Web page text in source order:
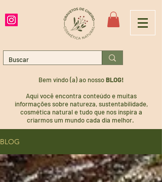
Bem vindo (a) ao nossoBLOG!
Aqui você encontra conteúdo e muitas
informações sobre natureza, sustentabilidade,
cosmética natural e tudo que nos inspira a
criarmos um mundo cada dia melhor.
BLOG